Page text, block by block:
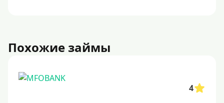
Похожие займы
4